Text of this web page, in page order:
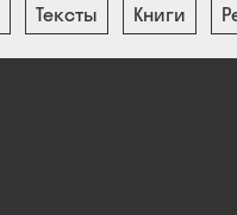
Тексты Книги